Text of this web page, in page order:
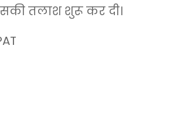
तलाश शुरू कर दी।